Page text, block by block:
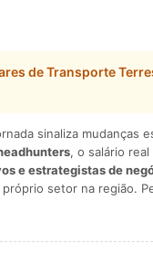
de Transporte
sinaliza mudanças
, o salário
e estrategistas de
setor na região.